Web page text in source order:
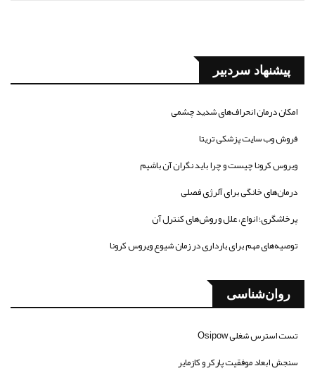
پیشنهاد سردبیر
امکان درمان انحراف‌های شدید چشمی
فروش وب سایت پزشکی تریتا
ویروس کرونا چیست و چرا باید نگران آن باشیم
درمان‌های خانگی برای آلرژی فصلی
پرخاشگری؛ انواع، علل و روش‌های کنترل آن
توصیه‌های مهم برای بارداری در زمان شیوع ویروس کرونا
روان‌شناسی
تست استرس شغلی Osipow
سنجش ابعاد موفقیت پارکر و کازمایر